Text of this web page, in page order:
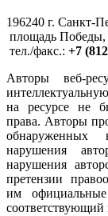
196240 г. Санкт-
площадь Победы,
тел./факс.: +7
Авторы веб-
на ресурсе не
права. Авторы
обнаруженных
нарушения
нарушения
претензии
им
соответствующий